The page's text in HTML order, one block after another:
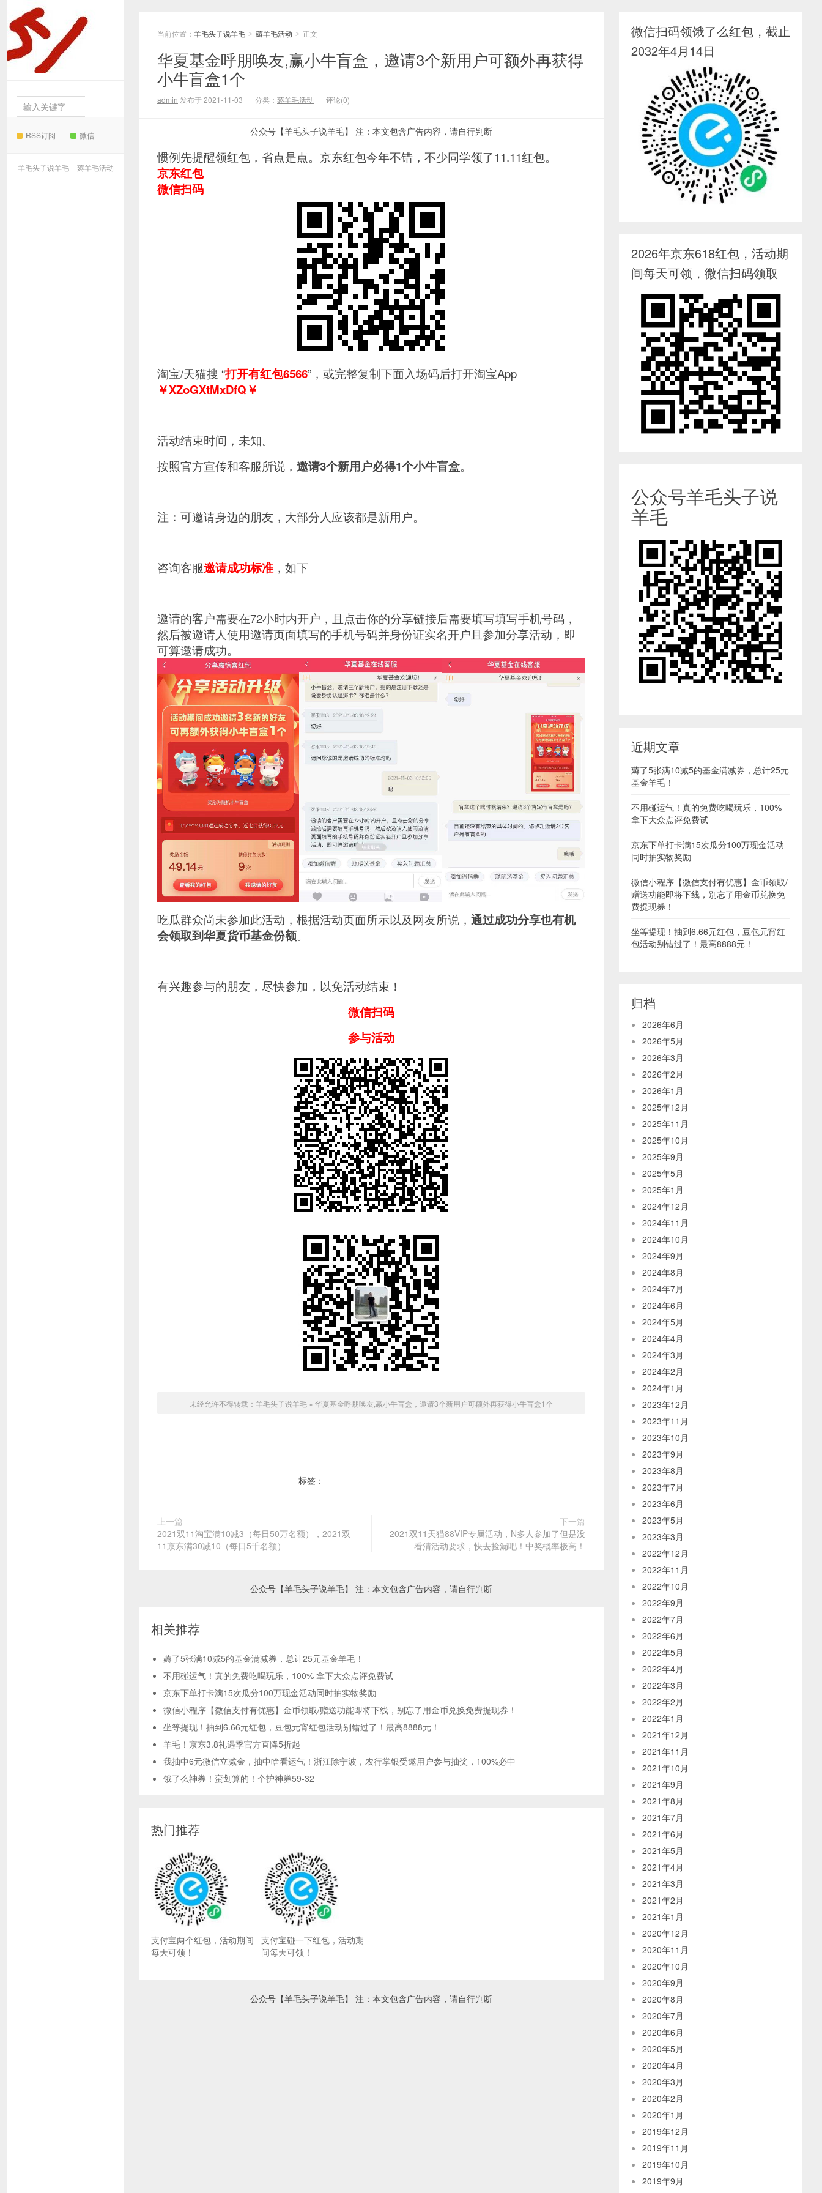
RSS订阅 微信
羊毛头子说羊毛 薅羊毛活动
当前位置： 羊毛头子说羊毛 > 薅羊毛活动 > 正文
华夏基金呼朋唤友,赢小牛盲盒，邀请3个新用户可额外再获得
小牛盲盒1个
admin 发布于 2021-11-03 分类： 薅羊毛活动 评论(0)
公众号【羊毛头子说羊毛】 注：本文包含广告内容，请自行判断
惯例先提醒领红包，省点是点。京东红包今年不错，不少同学领了11.11红包。
京东红包
微信扫码
淘宝/天猫搜 “打开有红包6566”，或完整复制下面入场码后打开淘宝App
￥XZoGXtMxDfQ￥
活动结束时间，未知。
按照官方宣传和客服所说， 邀请3个新用户必得1个小牛盲盒。
注：可邀请身边的朋友，大部分人应该都是新用户。
咨询客服邀请成功标准 ，如下
邀请的客户需要在72小时内开户，且点击你的分享链接后需要填写填写手机号码，
然后被邀请人使用邀请页面填写的手机号码并身份证实名开户且参加分享活动，即
可算邀请成功。
吃瓜群众尚未参加此活动，根据活动页面所示以及网友所说， 通过成功分享也有机
会领取到华夏货币基金份额。
有兴趣参与的朋友，尽快参加，以免活动结束！
微信扫码
参与活动
未经允许不得转载： 羊毛头子说羊毛 » 华夏基金呼朋唤友,赢小牛盲盒，邀请3个新用户可额外再获得小牛盲盒1个
标签：
上一篇
2021双11淘宝满10减3（每日50万名额），2021双
11京东满30减10（每日5千名额）
下一篇
2021双11天猫88VIP专属活动，N多人参加了但是没
看清活动要求，快去捡漏吧！中奖概率极高！
公众号【羊毛头子说羊毛】 注：本文包含广告内容，请自行判断
相关推荐
薅了5张满10减5的基金满减券，总计25元基金羊毛！
不用碰运气！真的免费吃喝玩乐，100% 拿下大众点评免费试
京东下单打卡满15次瓜分100万现金活动同时抽实物奖励
微信小程序【微信支付有优惠】金币领取/赠送功能即将下线，别忘了用金币兑换免费提现券！
坐等提现！抽到6.66元红包，豆包元宵红包活动别错过了！最高8888元！
羊毛！京东3.8礼遇季官方直降5折起
我抽中6元微信立减金，抽中啥看运气！浙江除宁波，农行掌银受邀用户参与抽奖，100%必中
饿了么神券！蛮划算的！个护神券59-32
热门推荐
支付宝两个红包，活动期间
每天可领！
支付宝碰一下红包，活动期
间每天可领！
公众号【羊毛头子说羊毛】 注：本文包含广告内容，请自行判断
微信扫码领饿了么红包，截止
2032年4月14日
2026年京东618红包，活动期
间每天可领，微信扫码领取
公众号羊毛头子说
羊毛
近期文章
薅了5张满10减5的基金满减券，总计25元
基金羊毛！
不用碰运气！真的免费吃喝玩乐，100%
拿下大众点评免费试
京东下单打卡满15次瓜分100万现金活动
同时抽实物奖励
微信小程序【微信支付有优惠】金币领取/
赠送功能即将下线，别忘了用金币兑换免
费提现券！
坐等提现！抽到6.66元红包，豆包元宵红
包活动别错过了！最高8888元！
归档
2026年6月
2026年5月
2026年3月
2026年2月
2026年1月
2025年12月
2025年11月
2025年10月
2025年9月
2025年5月
2025年1月
2024年12月
2024年11月
2024年10月
2024年9月
2024年8月
2024年7月
2024年6月
2024年5月
2024年4月
2024年3月
2024年2月
2024年1月
2023年12月
2023年11月
2023年10月
2023年9月
2023年8月
2023年7月
2023年6月
2023年5月
2023年3月
2022年12月
2022年11月
2022年10月
2022年9月
2022年7月
2022年6月
2022年5月
2022年4月
2022年3月
2022年2月
2022年1月
2021年12月
2021年11月
2021年10月
2021年9月
2021年8月
2021年7月
2021年6月
2021年5月
2021年4月
2021年3月
2021年2月
2021年1月
2020年12月
2020年11月
2020年10月
2020年9月
2020年8月
2020年7月
2020年6月
2020年5月
2020年4月
2020年3月
2020年2月
2020年1月
2019年12月
2019年11月
2019年10月
2019年9月